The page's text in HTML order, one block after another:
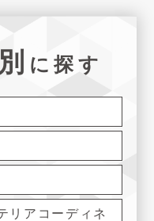
に探す
リアコーディネ